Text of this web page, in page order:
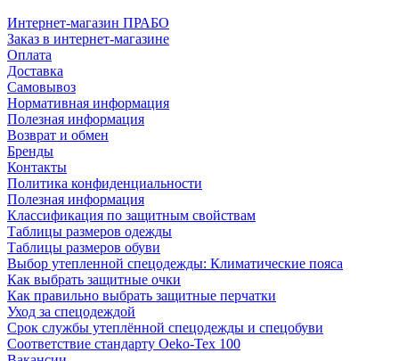
Интернет-магазин ПРАБО
Заказ в интернет-магазине
Оплата
Доставка
Самовывоз
Нормативная информация
Полезная информация
Возврат и обмен
Бренды
Контакты
Политика конфиденциальности
Полезная информация
Классификация по защитным свойствам
Таблицы размеров одежды
Таблицы размеров обуви
Выбор утепленной спецодежды: Климатические пояса
Как выбрать защитные очки
Как правильно выбрать защитные перчатки
Уход за спецодеждой
Срок службы утеплённой спецодежды и спецобуви
Соответствие стандарту Oeko-Tex 100